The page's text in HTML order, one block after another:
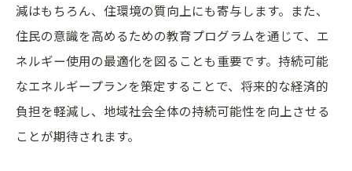
技術革新を取り入れた修繕計画の進め方
建物価値向上を目指した省エネの実践
省エネ導入による市場競争力の強化
省エネ技術とデザインの調和
減はもちろん、住環境の質向上にも寄与します。また、
住民の意識を高めるための教育プログラムを通じて、エ
ネルギー使用の最適化を図ることも重要です。持続可能
なエネルギープランを策定することで、将来的な経済的
負担を軽減し、地域社会全体の持続可能性を向上させる
ことが期待されます。